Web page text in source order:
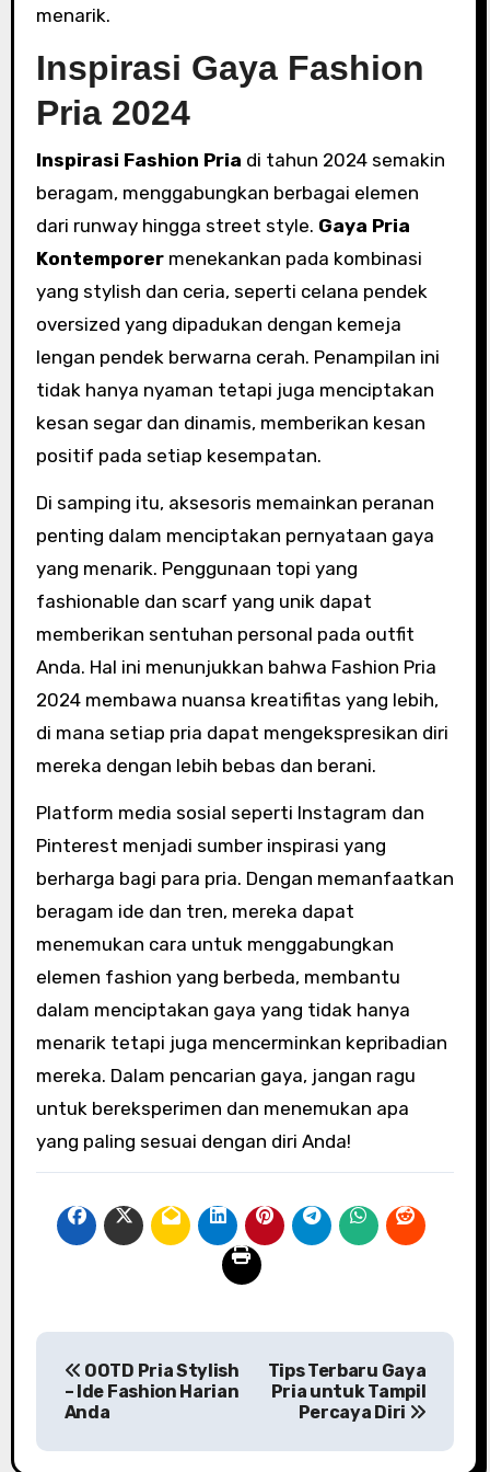
menarik.
Inspirasi Gaya Fashion
Pria 2024
Inspirasi Fashion Pria di tahun 2024 semakin
beragam, menggabungkan berbagai elemen
dari runway hingga street style. Gaya Pria
Kontemporermenekankan pada kombinasi
yang stylish dan ceria, seperti celana pendek
oversized yang dipadukan dengan kemeja
lengan pendek berwarna cerah. Penampilan ini
tidak hanya nyaman tetapi juga menciptakan
kesan segar dan dinamis, memberikan kesan
positif pada setiap kesempatan.
Di samping itu, aksesoris memainkan peranan
penting dalam menciptakan pernyataan gaya
yang menarik. Penggunaan topi yang
fashionable dan scarf yang unik dapat
memberikan sentuhan personal pada outfit
Anda. Hal ini menunjukkan bahwa Fashion Pria
2024 membawa nuansa kreatifitas yang lebih,
di mana setiap pria dapat mengekspresikan diri
mereka dengan lebih bebas dan berani.
Platform media sosial seperti Instagram dan
Pinterest menjadi sumber inspirasi yang
berharga bagi para pria. Dengan memanfaatkan
beragam ide dan tren, mereka dapat
menemukan cara untuk menggabungkan
elemen fashion yang berbeda, membantu
dalam menciptakan gaya yang tidak hanya
menarik tetapi juga mencerminkan kepribadian
mereka. Dalam pencarian gaya, jangan ragu
untuk bereksperimen dan menemukan apa
yang paling sesuai dengan diri Anda!
P
s
OOTD Pria Stylish
– Ide Fashion Harian
Anda
Tips Terbaru Gaya
Pria untuk Tampil
Percaya Diri